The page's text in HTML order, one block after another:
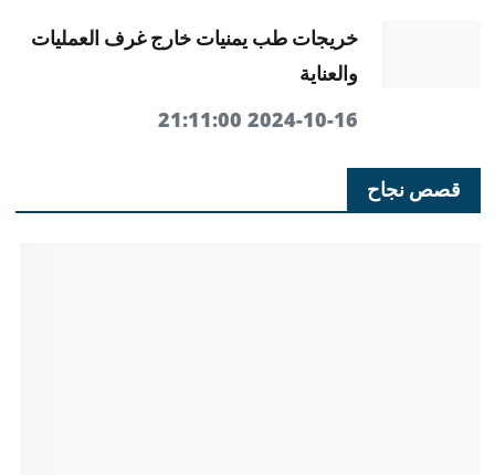
خريجات طب يمنيات خارج غرف العمليات
والعناية
2024-10-16 21:11:00
قصص نجاح